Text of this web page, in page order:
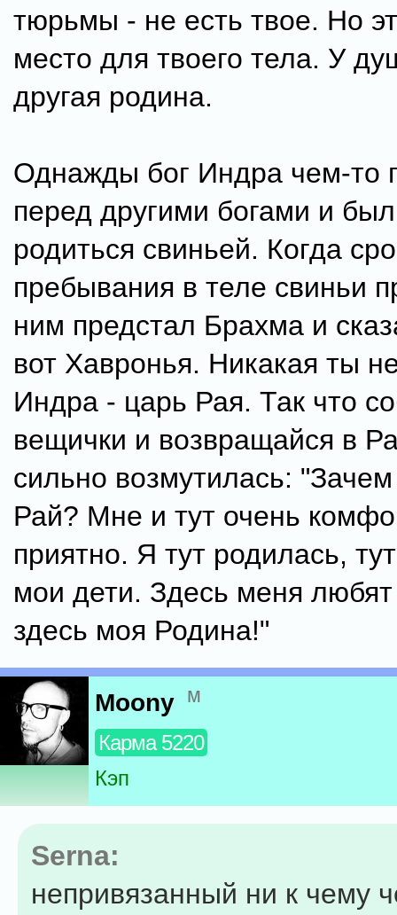
тюрьмы - не есть твое. Но
место для твоего тела. У
другая родина.
Однажды бог Индра чем-то
перед другими богами и
родиться свиньей. Когда
пребывания в теле свиньи
ним предстал Брахма и
вот Хавронья. Никакая ты
Индра - царь Рая. Так что
вещички и возвращайся в
сильно возмутилась:
Рай? Мне и тут очень
приятно. Я тут родилась,
мои дети. Здесь меня
здесь моя Родина!"
Moony м
Карма 5220
Кэп
Serna:
непривязанный ни к чему